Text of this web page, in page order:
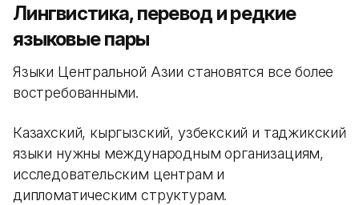
Лингвистика, перевод и редкие
языковые пары
Языки Центральной Азии становятся все более
востребованными.
Казахский, кыргызский, узбекский и таджикский
языки нужны международным организациям,
исследовательским центрам и
дипломатическим структурам.